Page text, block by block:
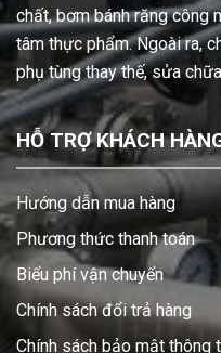
chất, bơm bánh răng công
tâm thực phẩm. Ngoài ra,
phụ tùng thay thế, sửa
HỖ TRỢ KHÁCH
Hướng dẫn mua hàng
Phương thức thanh toán
Biểu phí vận chuyển
Chính sách đổi trả hàng
Chính sách bảo mật thông